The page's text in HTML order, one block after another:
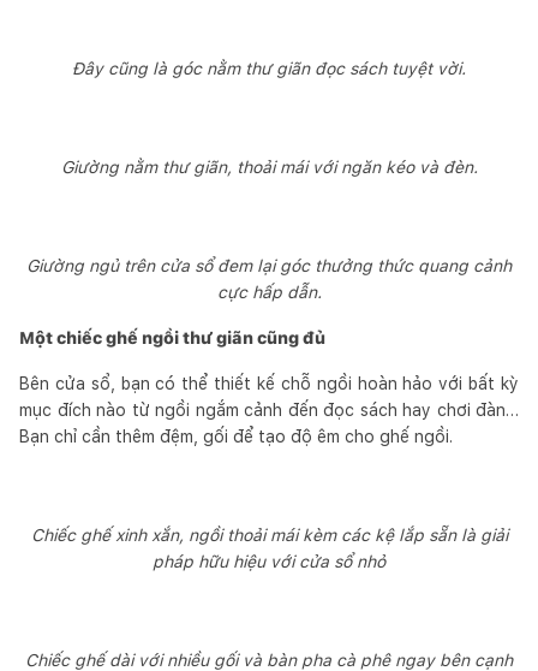
Đây cũng là góc nằm thư giãn đọc sách tuyệt vời.
Giường nằm thư giãn, thoải mái với ngăn kéo và đèn.
Giường ngủ trên cửa sổ đem lại góc thưởng thức quang cảnh
cực hấp dẫn.
Một chiếc ghế ngồi thư giãn cũng đủ
Bên cửa sổ, bạn có thể thiết kế chỗ ngồi hoàn hảo với bất kỳ
mục đích nào từ ngồi ngắm cảnh đến đọc sách hay chơi đàn…
Bạn chỉ cần thêm đệm, gối để tạo độ êm cho ghế ngồi.
Chiếc ghế xinh xắn, ngồi thoải mái kèm các kệ lắp sẵn là giải
pháp hữu hiệu với cửa sổ nhỏ
Chiếc ghế dài với nhiều gối và bàn pha cà phê ngay bên cạnh